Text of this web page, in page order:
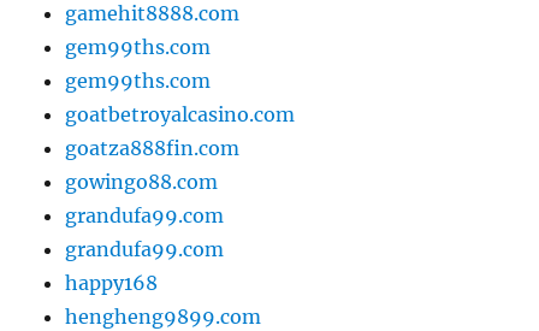
gamehit8888.com
gem99ths.com
gem99ths.com
goatbetroyalcasino.com
goatza888fin.com
gowingo88.com
grandufa99.com
grandufa99.com
happy168
hengheng9899.com